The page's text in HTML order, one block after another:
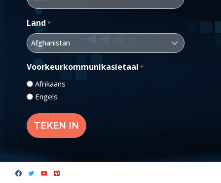
Land *
Voorkeurkommunikasietaal *
Afrikaans
Engels